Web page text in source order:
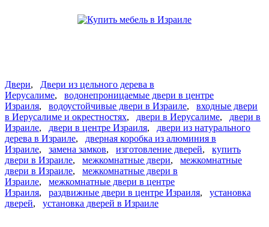
Двери, Двери из цельного дерева в
Иерусалиме, водонепроницаемые двери в центре
Израиля, водоустойчивые двери в Израиле, входные двери
в Иерусалиме и окрестностях, двери в Иерусалиме, двери в
Израиле, двери в центре Израиля, двери из натурального
дерева в Израиле, дверная коробка из алюминия в
Израиле, замена замков, изготовление дверей, купить
двери в Израиле, межкомнатные двери, межкомнатные
двери в Израиле, межкомнатные двери в
Израиле, межкомнатные двери в центре
Израиля, раздвижные двери в центре Израиля, установка
дверей, установка дверей в Израиле